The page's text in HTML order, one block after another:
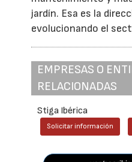
jardín. Esa es la
evolucionando el
EMPRESAS O
RELACIONADAS
Stiga Ibérica
Solicitar información